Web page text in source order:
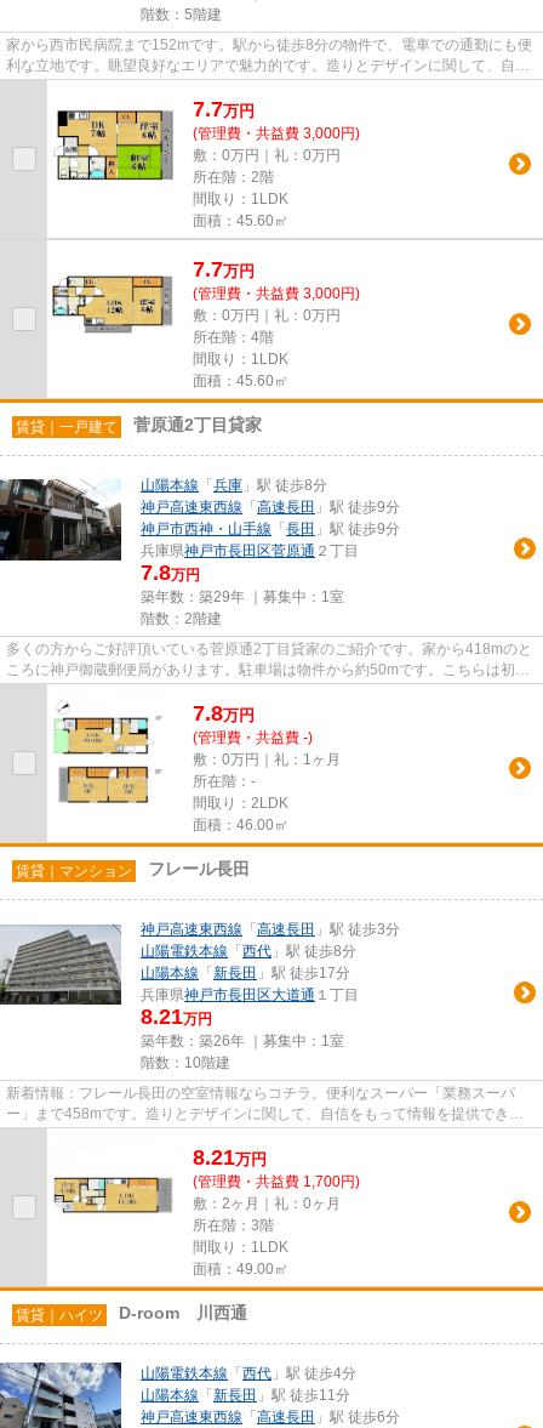
階数：5階建
家から西市民病院まで152mです。駅から徒歩8分の物件で、電車での通勤にも便
利な立地です。眺望良好なエリアで魅力的です。造りとデザインに関して、自信
7.7万円
(管理費・共益費 3,000円)
敷：0万円｜礼：0万円
所在階：2階
間取り：1LDK
面積：45.60㎡
7.7万円
(管理費・共益費 3,000円)
敷：0万円｜礼：0万円
所在階：4階
間取り：1LDK
面積：45.60㎡
賃貸｜一戸建て 菅原通2丁目貸家
山陽本線 「 兵庫 」駅 徒歩8分
神戸高速東西線 「 高速長田 」駅 徒歩9分
神戸市西神・山手線 「 長田 」駅 徒歩9分
兵庫県神戸市長田区菅原通 ２丁目
7.8万円
築年数：築29年 ｜募集中： 1室
階数：2階建
多くの方からご好評頂いている菅原通2丁目貸家のご紹介です。家から418mのと
ころに神戸御蔵郵便局があります。駐車場は物件から約50mです。こちらは初期
7.8万円
(管理費・共益費 -)
敷：0万円｜礼：1ヶ月
所在階：-
間取り：2LDK
面積：46.00㎡
賃貸｜マンション フレール長田
神戸高速東西線 「 高速長田 」駅 徒歩3分
山陽電鉄本線 「 西代 」駅 徒歩8分
山陽本線 「 新長田 」駅 徒歩17分
兵庫県神戸市長田区大道通 １丁目
8.21万円
築年数：築26年 ｜募集中： 1室
階数：10階建
新着情報：フレール長田の空室情報ならコチラ。便利なスーパー「業務スーパ
ー」まで458mです。造りとデザインに関して、自信をもって情報を提供できる
8.21万円
(管理費・共益費 1,700円)
敷：2ヶ月｜礼：0ヶ月
所在階：3階
間取り：1LDK
面積：49.00㎡
賃貸｜ハイツ D-room 川西通
山陽電鉄本線 「 西代 」駅 徒歩4分
山陽本線 「 新長田 」駅 徒歩11分
神戸高速東西線 「 高速長田 」駅 徒歩6分